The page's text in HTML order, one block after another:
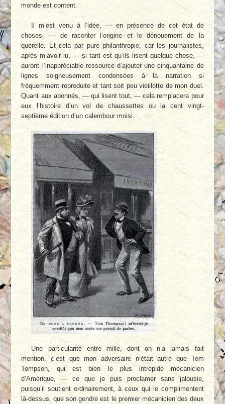
monde est content.
Il m’est venu à l’idée, — en présence de cet état de
choses, — de raconter l’origine et le dénouement de la
querelle. Et cela par pure philanthropie, car les journalistes,
après m’avoir lu, — si tant est qu’ils lisent quelque chose, —
auront l’inappréciable ressource d’ajouter une cinquantaine de
lignes soigneusement condensées à la narration si
fréquemment reproduite et tant soit peu vieillotte de mon duel.
Quant aux abonnés, — qui lisent tout, — cela remplacera pour
eux l’histoire d’un vol de chaussettes ou la cent vingt-
septième édition d’un calembour moisi.
Une particularité entre mille, dont on n’a jamais fait
mention, c’est que mon adversaire n’était autre que Tom
Tompson, qui est bien le plus intrépide mécanicien
d’Amérique, — ce que je puis proclamer sans jalousie,
puisqu’il soutient ordinairement, à ceux qui le complimentent
là-dessus, que son gendre est le premier mécanicien des deux